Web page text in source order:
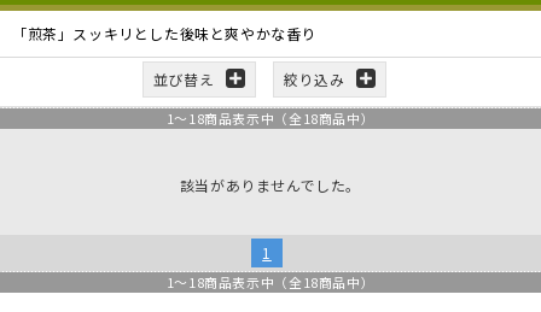
「煎茶」スッキリとした後味と爽やかな香り
並び替え 絞り込み
1～ 18商品表示中（全 18商品中）
該当がありませんでした。
1
1～ 18商品表示中（全 18商品中）